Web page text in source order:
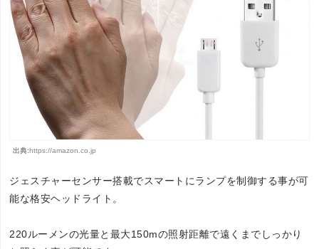
出典:https://amazon.co.jp
ジェスチャーセンサー搭載でスマートにランプを制御する事が可
能な格安ヘッドライト。
220ルーメンの光量と最大150mの照射距離で遠くまでしっかり